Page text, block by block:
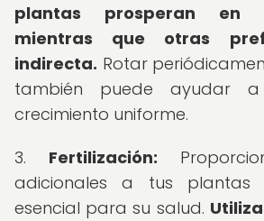
plantas prosperan en
mientras que otras
indirecta. Rotar
también puede ayudar
crecimiento uniforme.
3. Fertilización:
adicionales a tus plantas
esencial para su salud.